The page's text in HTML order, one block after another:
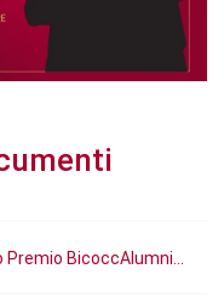
Premio BicoccAlumni...
29